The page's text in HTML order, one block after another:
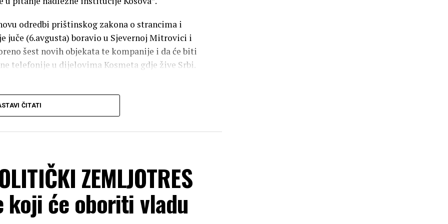
odredbi prištinskog zakona o strancima i
juče (6.avgusta) boravio u Sjevernoj Mitrovici i
šest novih objekata te kompanije i da će biti
telefonije u dijelovima Kosmeta gdje žive Srbi.
o zabrani ulaska na Kosovo i Metohiju,
a ni u poslednjim nastupima nisam
je Lučić za Tanjug.
boriti protiv odluke Prištine i izrazio nadu
ČITATI
ZEMLJOTRES
koji će oboriti vladu